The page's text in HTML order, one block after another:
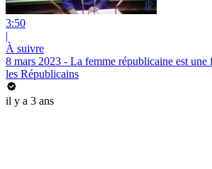
3:50
|
À suivre
8 mars 2023 - La femme républicaine est une
les Républicains
il y a 3 ans